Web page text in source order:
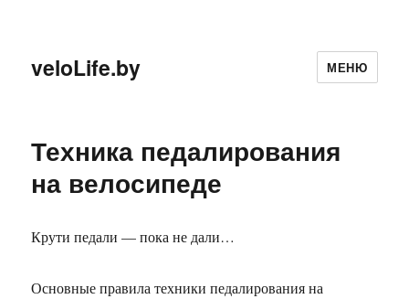
veloLife.by МЕНЮ
Техника педалирования
на велосипеде
Крути педали — пока не дали…
Основные правила техники педалирования на